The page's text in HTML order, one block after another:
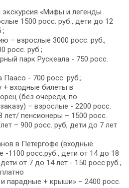
экскурсия «Мифы и легенды
1500 росс. руб., дети до 12
– взрослые 3000 росс. руб.,
росс. руб.;
парк Рускеала - 750 росс.
Паасо - 700 росс. руб.;
+ входные билеты в
(без очереди, по
– взрослые - 2200 росс.
лет/ пенсионеры – 1500 росс.
– 900 росс. руб, дети до 7 лет
в Петергофе (входные
-1100 росс.руб., дети от 14 до 18
от 7 до 14 лет - 150 росс.руб.,
парадные + крыши» – 2400 росс.